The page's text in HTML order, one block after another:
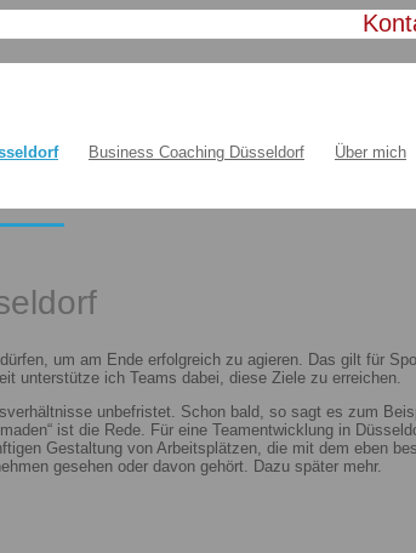
Business Coaching Düsseldorf Über mich
um am Ende erfolgreich zu agieren. Das gilt für
unterstütze ich Teams dabei, diese Ziele zu erreichen.
unbefristet. Schon bald, so sagt es zum
ist die Rede. Für eine Teamentwicklung in
Gestaltung von Arbeitsplätzen, die mit dem eben
gesehen oder davon gehört. Dazu später mehr.